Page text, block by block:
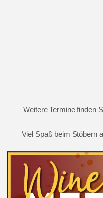
Weitere Termine finden
Viel Spaß beim Stöbern